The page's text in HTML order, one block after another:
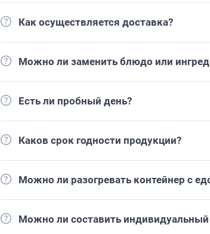
Как осуществляется доставка?
Можно ли заменить блюдо или
Есть ли пробный день?
Каков срок годности продукции?
Можно ли разогревать контейнер с
Можно ли составить индивидуальный